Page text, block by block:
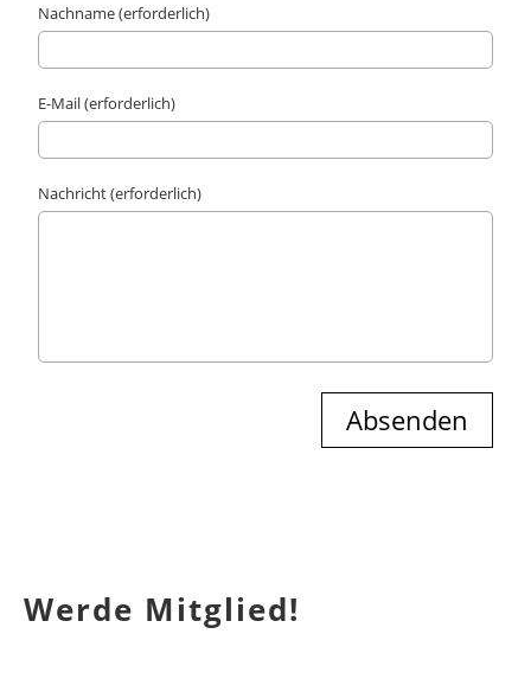
Nachname (erforderlich)
E-Mail (erforderlich)
Nachricht (erforderlich)
Werde Mitglied!